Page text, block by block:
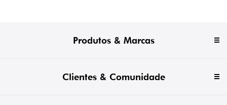
Produtos & Marcas
Clientes & Comunidade